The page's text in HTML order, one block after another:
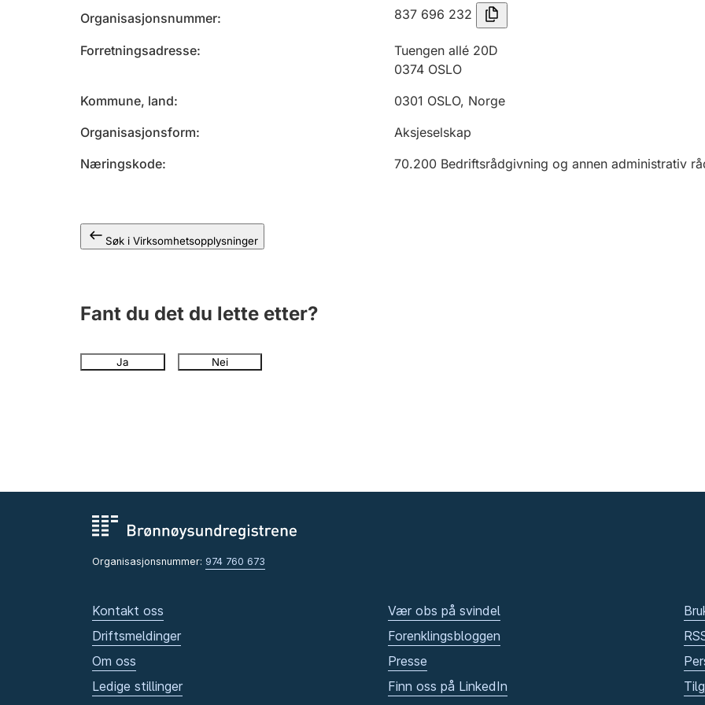
Organisasjonsnummer 837 696 232
Forretningsadresse
Tuengen allé 20D
0374 OSLO
Kommune, land
0301 OSLO, Norge
Organisasjonsform
Aksjeselskap
Næringskode
70.200 Bedriftsrådgivning og annen administrativ
Søk i Virksomhetsopplysninger
Fant du det du lette etter?
Ja Nei
Organisasjonsnummer: 974 760 673
Kontakt oss
Driftsmeldinger
Om oss
Ledige stillinger
Vær obs på svindel
Forenklingsbloggen
Presse
Finn oss på LinkedIn